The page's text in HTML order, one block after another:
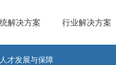
解决方案 行业解决方案
人才发展与保障